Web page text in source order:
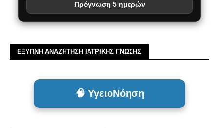
Πρόγνωση 5 ημερών
ΕΞΥΠΝΗ ΑΝΑΖΗΤΗΣΗ ΙΑΤΡΙΚΗΣ ΓΝΩΣΗΣ
🧠 ΥγειοΝόηση